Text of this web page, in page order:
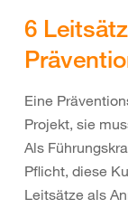
6
Eine
Projekt, sie
Als
Pflicht, diese
Leitsätze als